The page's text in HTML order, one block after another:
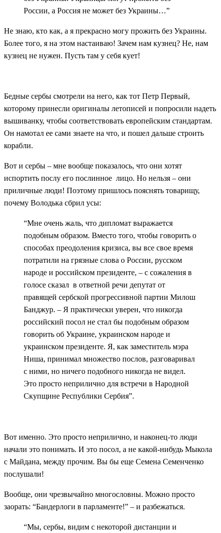
России, а Россия не может без Украины…”
Не знаю, кто как, а я прекрасно могу прожить без Украины.
Более того, я на этом настаиваю! Зачем нам кузнец? Не, нам
кузнец не нужен. Пусть там у себя кует!
Бедные сербы смотрели на него, как тот Петр Первый,
которому принесли оригиналы летописей и попросили надеть
вышиванку, чтобы соответствовать европейским стандартам.
Он намотал ее сами знаете на что, и пошел дальше строить
корабли.
Вот и сербы – мне вообще показалось, что они хотят
испортить послу его послинное лицо. Но нельзя – они
приличные люди! Поэтому пришлось пояснять товарищу,
почему Володька сбрил усы:
“Мне очень жаль, что дипломат выражается
подобным образом. Вместо того, чтобы говорить о
способах преодоления кризиса, вы все свое время
потратили на грязные слова о России, русском
народе и российском президенте, – с сожаления в
голосе сказал в ответной речи депутат от
правящей сербской прогрессивной партии Милош
Банджур. – Я практически уверен, что никогда
российский посол не стал бы подобным образом
говорить об Украине, украинском народе и
украинском президенте. Я, как заместитель мэра
Ниша, принимал множество послов, разговаривал
с ними, но ничего подобного никогда не видел.
Это просто неприлично для встречи в Народной
Скупщине Республики Сербия”.
Вот именно. Это просто неприлично, и наконец-то люди
начали это понимать. И это посол, а не какой-нибудь Мыкола
с Майдана, между прочим. Вы бы еще Семена Семенченко
послушали!
Вообще, они чрезвычайно многословны. Можно просто
заорать: “Бандерлоги в парламенте!” – и разбежаться.
“Мы, сербы, видим с некоторой дистанции и